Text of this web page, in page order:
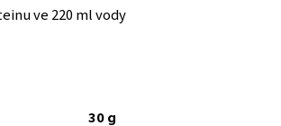
ve 220 ml vody
30 g